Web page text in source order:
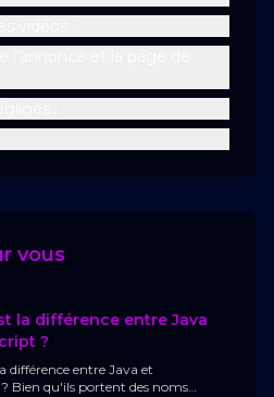
vous
la différence entre Java
?
différence entre Java et
Bien qu'ils portent des noms